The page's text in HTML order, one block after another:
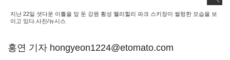
지난 22일 셧다운 이틀을 앞 둔 강원 횡성 웰리힐리 파크 스키장이 썰렁한 모습을 보
이고 있다.사진/뉴시스
홍연 기자 hongyeon1224@etomato.com